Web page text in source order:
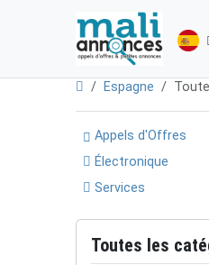
Espagne
Appels d'Offres
Électronique
Services
Toutes les